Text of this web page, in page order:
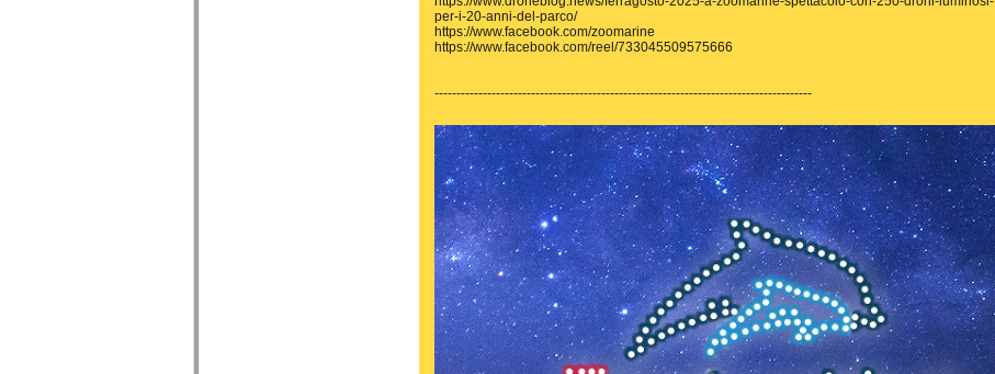
per-i-20-anni-del-parco/
https://www.facebook.com/zoomarine
https://www.facebook.com/reel/733045509575666
--------------------------------------------------------------------------------------